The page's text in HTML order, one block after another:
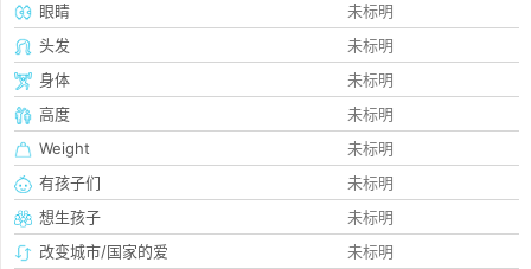
眼睛
未标明
头发
未标明
身体
未标明
高度
未标明
Weight
未标明
有孩子们
未标明
想生孩子
未标明
改变城市/国家的爱
未标明